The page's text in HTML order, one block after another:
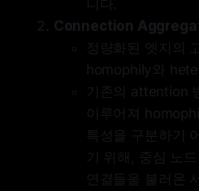
니다.
Connection
정량화된 엣지의
homophily와
기존의 attention
이루어져
특성을 구분하기
기 위해, 중심 노
연결들을 불러온